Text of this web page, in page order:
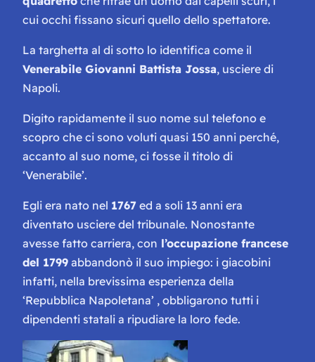
cui occhi fissano sicuri quello dello spettatore.
La targhetta al di sotto lo identifica come il
Venerabile Giovanni Battista Jossa, usciere di
Napoli.
Digito rapidamente il suo nome sul telefono e
scopro che ci sono voluti quasi 150 anni perché,
accanto al suo nome, ci fosse il titolo di
‘Venerabile’.
Egli era nato nel 1767 ed a soli 13 anni era
diventato usciere del tribunale. Nonostante
avesse fatto carriera, con l’occupazione francese
del 1799 abbandonò il suo impiego: i giacobini
infatti, nella brevissima esperienza della
‘Repubblica Napoletana’ , obbligarono tutti i
dipendenti statali a ripudiare la loro fede.